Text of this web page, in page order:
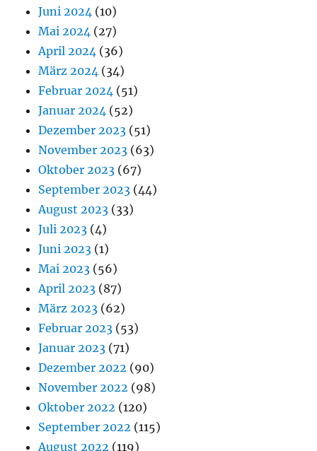
Juni 2024 (10)
Mai 2024 (27)
April 2024 (36)
März 2024 (34)
Februar 2024 (51)
Januar 2024 (52)
Dezember 2023 (51)
November 2023 (63)
Oktober 2023 (67)
September 2023 (44)
August 2023 (33)
Juli 2023 (4)
Juni 2023 (1)
Mai 2023 (56)
April 2023 (87)
März 2023 (62)
Februar 2023 (53)
Januar 2023 (71)
Dezember 2022 (90)
November 2022 (98)
Oktober 2022 (120)
September 2022 (115)
August 2022 (119)